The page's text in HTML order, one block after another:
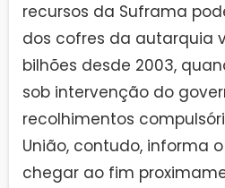
recursos da Suframa
dos cofres da autarquia
bilhões desde 2003,
sob intervenção do
recolhimentos
União, contudo, informa
chegar ao fim